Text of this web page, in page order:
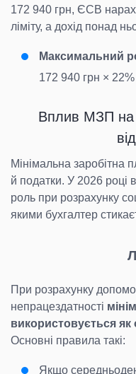
172 940 грн, ЄСВ
ліміту, а дохід понад
Максимальний
172 940 грн ×
Вплив МЗП на
Мінімальна заробітна
й податки. У 2026 році
роль при розрахунку
якими бухгалтер
При розрахунку
непрацездатності
використовується
Основні правила такі:
Якщо